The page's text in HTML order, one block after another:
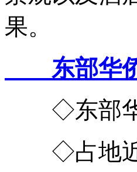
果。
东部华
◇东部华
◇占地近